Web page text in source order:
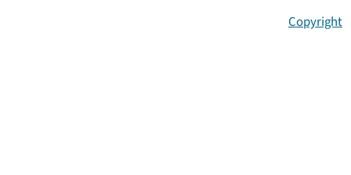
Copyright